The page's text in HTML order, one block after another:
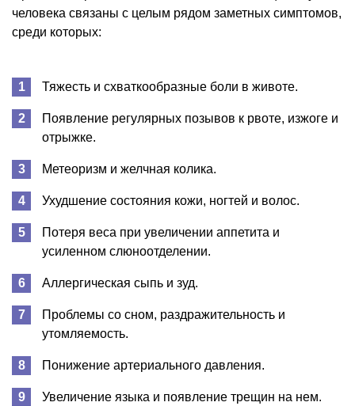
человека связаны с целым рядом заметных симптомов,
среди которых:
Тяжесть и схваткообразные боли в животе.
Появление регулярных позывов к рвоте, изжоге и
отрыжке.
Метеоризм и желчная колика.
Ухудшение состояния кожи, ногтей и волос.
Потеря веса при увеличении аппетита и
усиленном слюноотделении.
Аллергическая сыпь и зуд.
Проблемы со сном, раздражительность и
утомляемость.
Понижение артериального давления.
Увеличение языка и появление трещин на нем.